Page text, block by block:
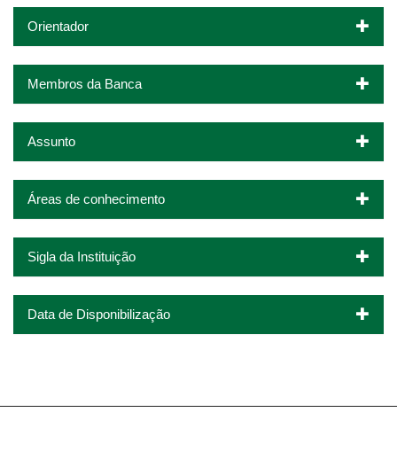
Orientador
Membros da Banca
Assunto
Áreas de conhecimento
Sigla da Instituição
Data de Disponibilização